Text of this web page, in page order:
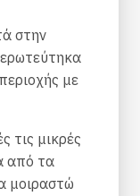
στην
με
τις μικρές
από τα
μοιραστώ